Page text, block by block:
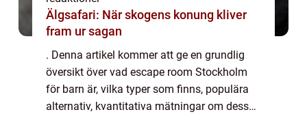
Älgsafari: När skogens konung kliver
fram ur sagan
. Denna artikel kommer att ge en grundlig
översikt över vad escape room Stockholm
för barn är, vilka typer som finns, populära
alternativ, kvantitativa mätningar om dess